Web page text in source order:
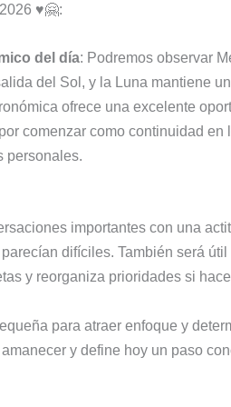
♥️🤗:
del día: Podremos observar
del Sol, y la Luna mantiene
ofrece una excelente
comenzar como continuidad
personales.
importantes con una
difíciles. También será
y reorganiza prioridades si
para atraer enfoque y
y define hoy un paso